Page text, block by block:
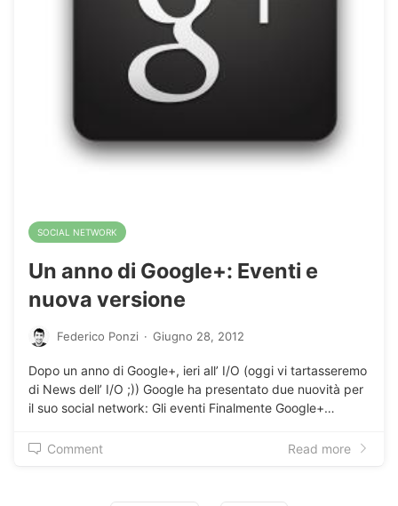
SOCIAL NETWORK
Un anno di Google+: Eventi e
nuova versione
Federico Ponzi · Giugno 28, 2012
Dopo un anno di Google+, ieri all’ I/O (oggi vi tartasseremo
di News dell’ I/O ;)) Google ha presentato due nuovità per
il suo social network: Gli eventi Finalmente Google+…
Comment Read more